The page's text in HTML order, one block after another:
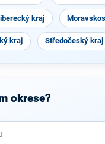
kraj
kraj Středočeský kraj
okrese?